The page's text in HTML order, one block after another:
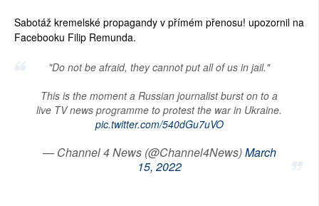
Sabotáž kremelské propagandy v přímém přenosu! upozornil na
Facebooku Filip Remunda.
"Do not be afraid, they cannot put all of us in jail."
This is the moment a Russian journalist burst on to a
live TV news programme to protest the war in Ukraine.
pic.twitter.com/540dGu7uVO
— Channel 4 News (@Channel4News)March
15, 2022